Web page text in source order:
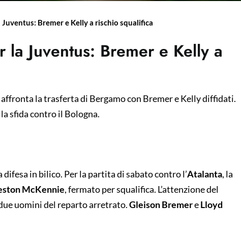
Bremer e Kelly a rischio squalifica
Juventus: Bremer e Kelly a
la trasferta di Bergamo con Bremer e Kelly diffidati.
sfida contro il Bologna.
difesa in bilico. Per la partita di sabato contro l’Atalanta, la
McKennie, fermato per squalifica. L’attenzione del
uomini del reparto arretrato.Gleison BremereLloyd